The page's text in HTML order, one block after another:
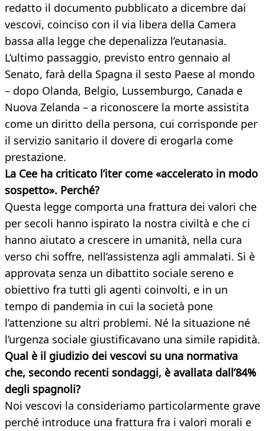
redatto il documento pubblicato a dicembre dai
vescovi, coinciso con il via libera della Camera
bassa alla legge che depenalizza l’eutanasia.
L’ultimo passaggio, previsto entro gennaio al
Senato, farà della Spagna il sesto Paese al mondo
– dopo Olanda, Belgio, Lussemburgo, Canada e
Nuova Zelanda – a riconoscere la morte assistita
come un diritto della persona, cui corrisponde per
il servizio sanitario il dovere di erogarla come
prestazione.
La Cee ha criticato l’iter come «accelerato in modo
sospetto». Perché?
Questa legge comporta una frattura dei valori che
per secoli hanno ispirato la nostra civiltà e che ci
hanno aiutato a crescere in umanità, nella cura
verso chi soffre, nell’assistenza agli ammalati. Si è
approvata senza un dibattito sociale sereno e
obiettivo fra tutti gli agenti coinvolti, e in un
tempo di pandemia in cui la società pone
l’attenzione su altri problemi. Né la situazione né
l’urgenza sociale giustificavano una simile rapidità.
Qual è il giudizio dei vescovi su una normativa
che, secondo recenti sondaggi, è avallata dall’84%
degli spagnoli?
Noi vescovi la consideriamo particolarmente grave
perché introduce una frattura fra i valori morali e